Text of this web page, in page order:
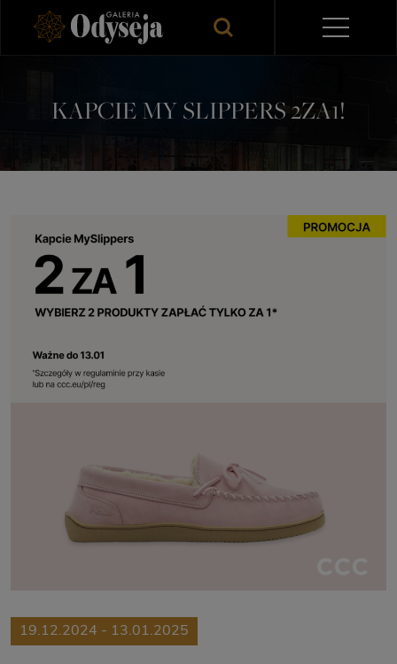
KAPCIE MY SLIPPERS 2ZA1!
19.12.2024 - 13.01.2025